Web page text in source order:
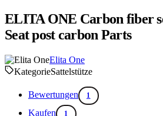
ELITA ONE Carbon fiber
Seat post carbon Parts
Elita One
KategorieSattelstütze
Bewertungen 1
Kaufen 1